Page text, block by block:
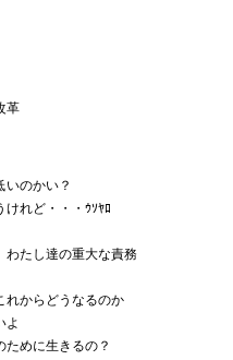
革
いのかい？
れど・・・ｳｿﾔﾛ
わたし達の重大な責務
れからどうなるのか
よ
ために生きるの？